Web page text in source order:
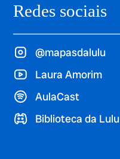
Redes sociais
@mapasdalulu
Laura Amorim
AulaCast
Biblioteca da Lulu